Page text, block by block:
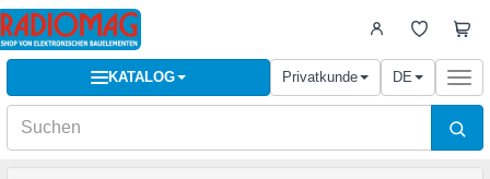
KATALOG Privatkunde DE